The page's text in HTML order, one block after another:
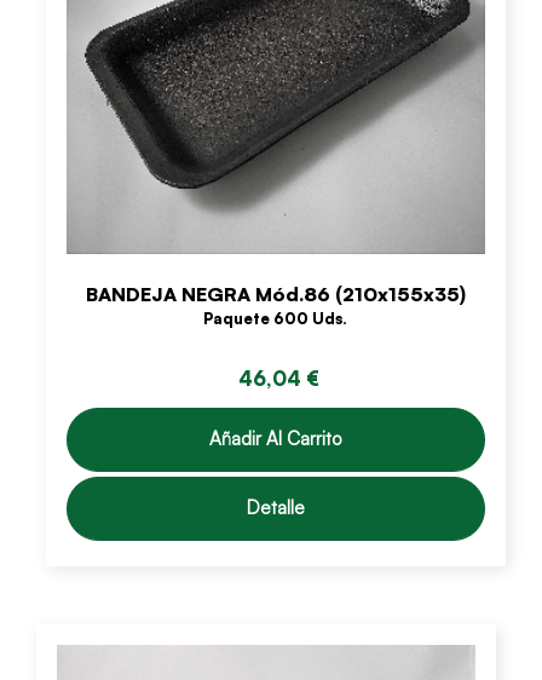
BANDEJA NEGRA Mód.86 (210x155x35)
Paquete 600 Uds.
46,04 €
Añadir Al Carrito
Detalle